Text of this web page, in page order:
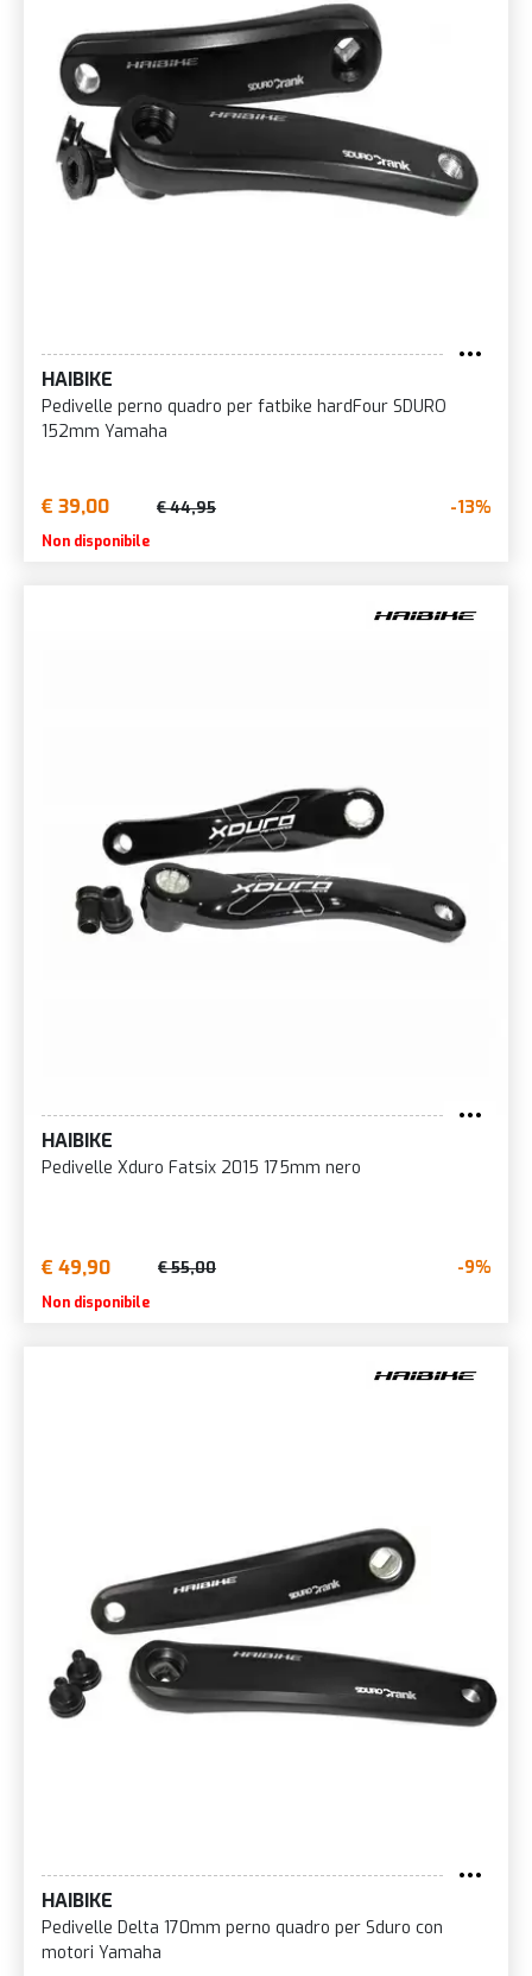
HAIBIKE
Pedivelle perno quadro per fatbike hardFour SDURO
152mm Yamaha
€ 39,00 € 44,95 -13%
Non disponibile
HAIBIKE
Pedivelle Xduro Fatsix 2015 175mm nero
€ 49,90 € 55,00 -9%
Non disponibile
HAIBIKE
Pedivelle Delta 170mm perno quadro per Sduro con
motori Yamaha